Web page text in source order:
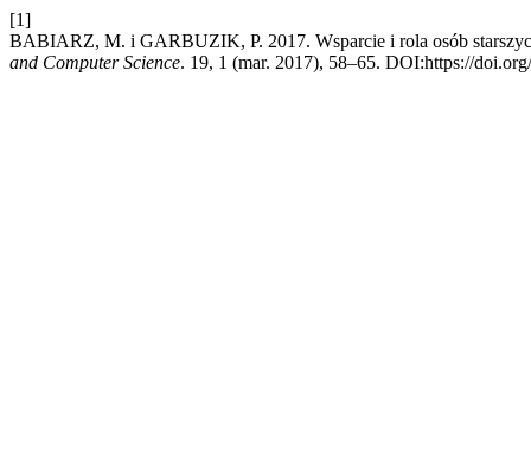
[1]
BABIARZ, M. i GARBUZIK, P. 2017. Wsparcie i rola osób
and Computer Science. 19, 1 (mar. 2017), 58–65. DOI:https://